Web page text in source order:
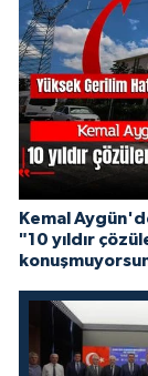
Kemal
"10 yıldır